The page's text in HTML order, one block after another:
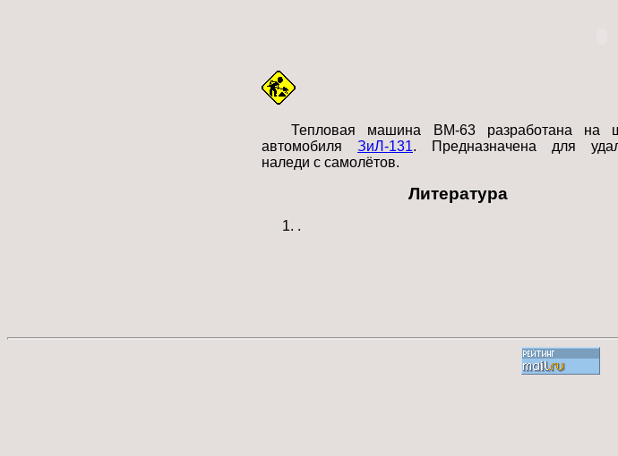
Тепловая машина ВМ-63 разработана на
автомобиля ЗиЛ-131. Предназначена для
наледи с самолётов.
Литература
.